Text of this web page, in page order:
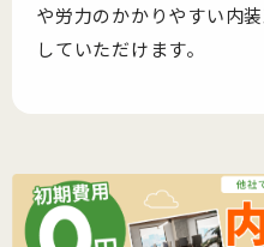
や労力のかかりやすい内
していただけます。